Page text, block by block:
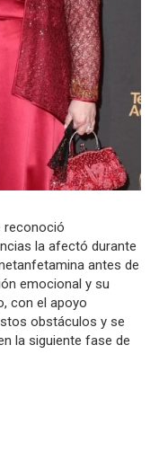
reconoció
la afectó durante
antes de
emocional y su
con el apoyo
obstáculos y se
la siguiente fase de